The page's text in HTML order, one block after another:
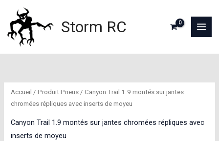
contenu
Storm RC
Accueil / Produit Pneus / Canyon Trail 1.9 montés sur jantes
chromées répliques avec inserts de moyeu
Canyon Trail 1.9 montés sur jantes chromées répliques avec
inserts de moyeu